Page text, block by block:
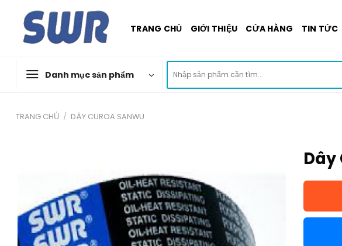
content
TRANG CHỦ GIỚI THIỆU CỬA HÀNG TIN TỨC
Danh mục sản phẩm
kiếm:
TRANG CHỦ / DÂY CUROA SANWU
Dây